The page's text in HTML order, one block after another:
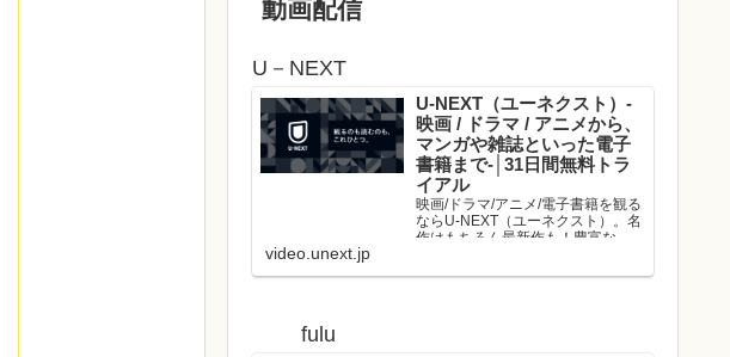
動画配信
U－NEXT
U-NEXT（ユーネクスト）-
映画 / ドラマ / アニメから、
マンガや雑誌といった電子
書籍まで-│31日間無料トラ
イアル
映画/ドラマ/アニメ/電子書籍を観る
ならU-NEXT（ユーネクスト）。名
作はもちろん最新作も！豊富な作
video.unext.jp
fulu